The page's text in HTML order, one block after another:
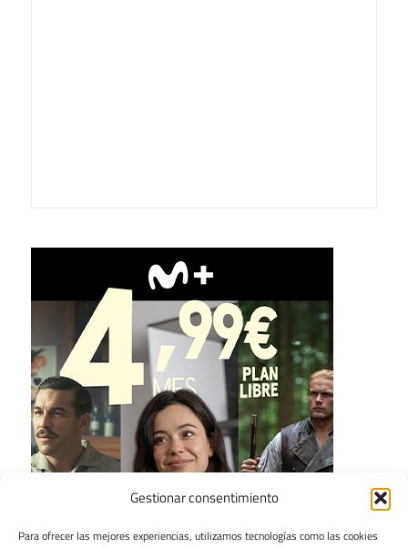
Gestionar consentimiento
Para ofrecer las mejores experiencias, utilizamos tecnologías como las cookies